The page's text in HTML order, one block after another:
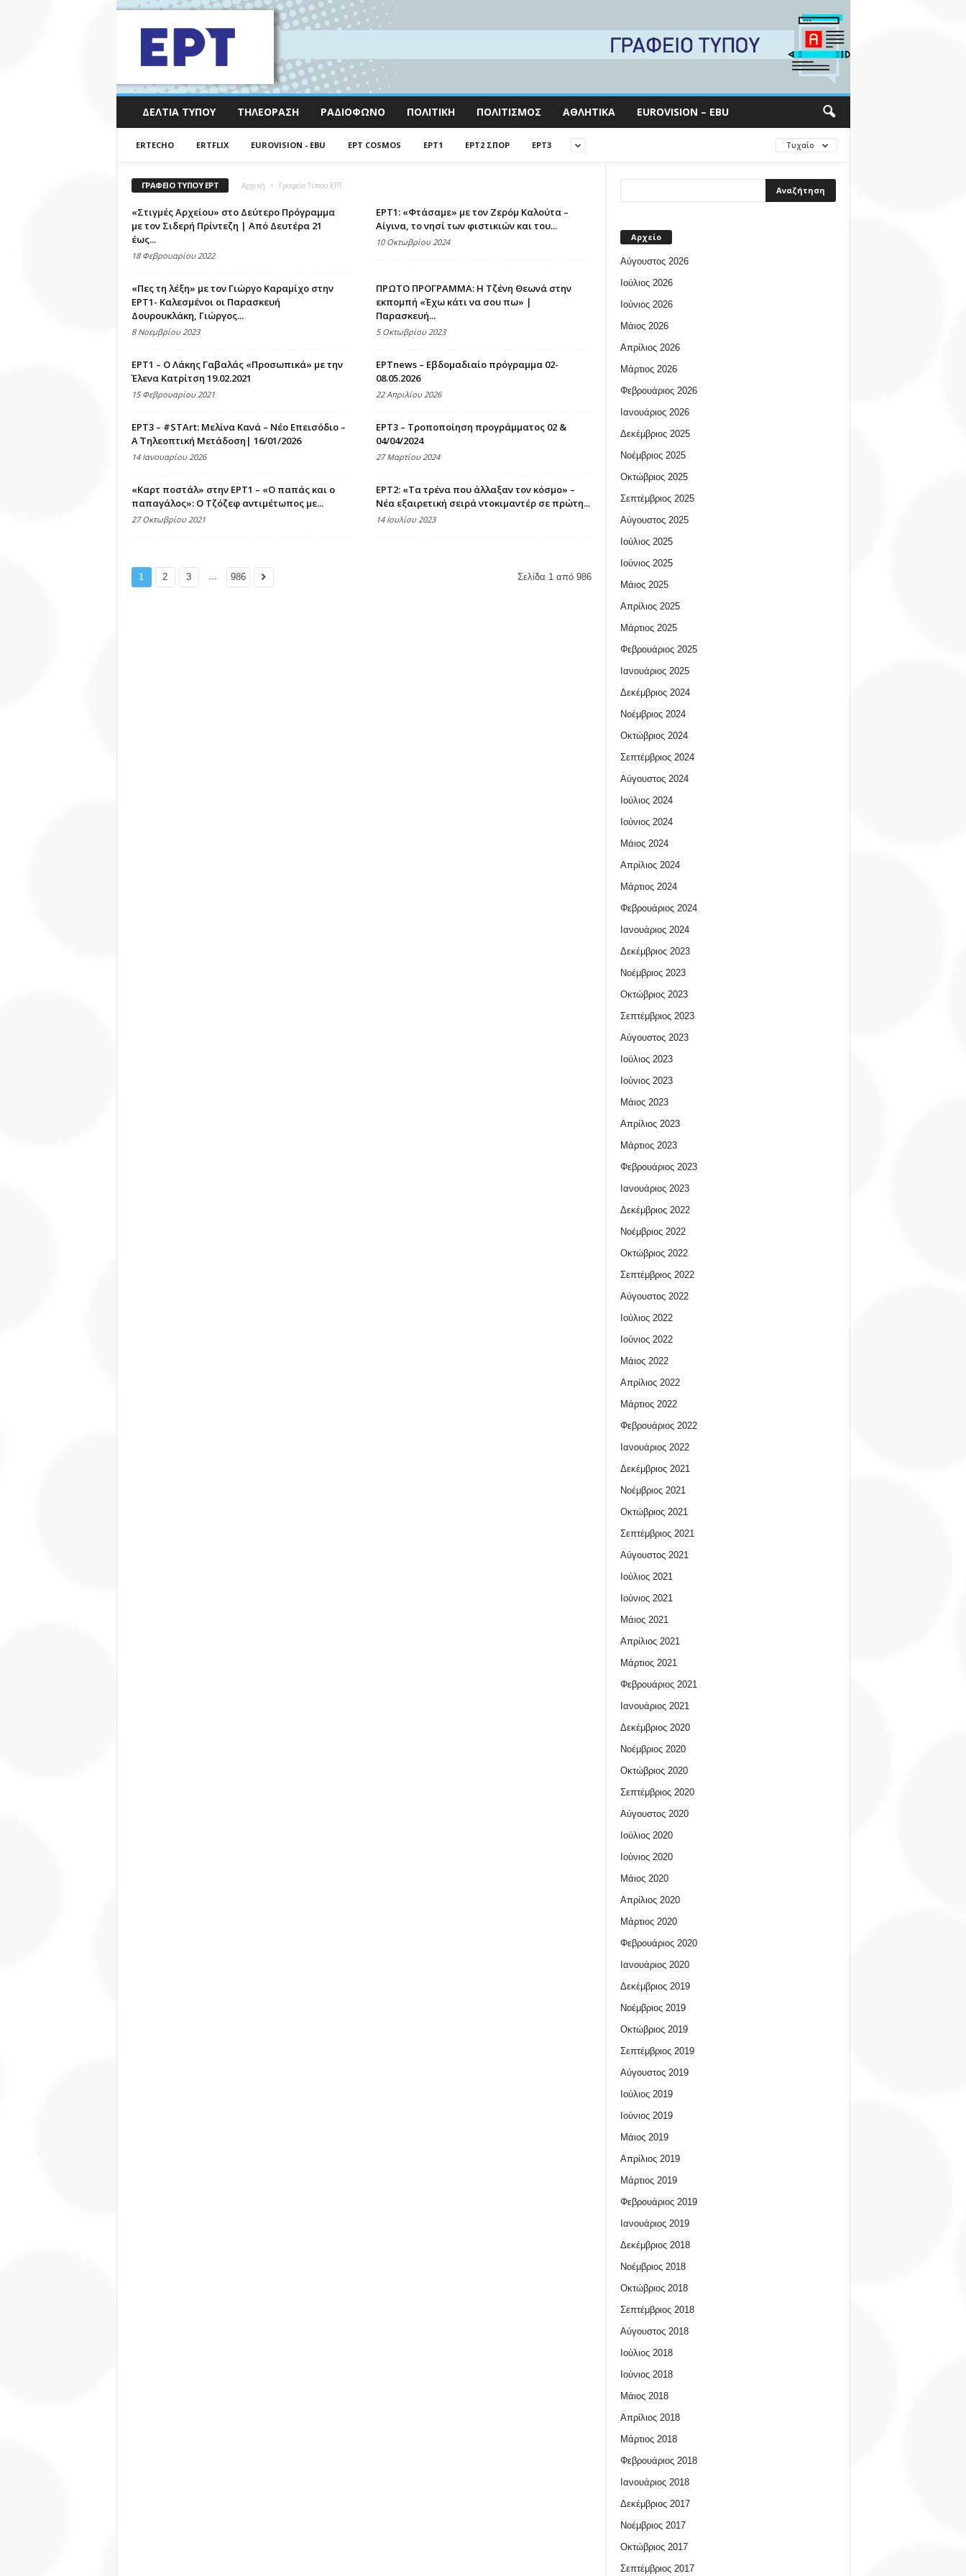
ΔΕΛΤΊΑ ΤΎΠΟΥ ΤΗΛΕΌΡΑΣΗ ΡΑΔΙΌΦΩΝΟ ΠΟΛΙΤΙΚΉ ΠΟΛΙΤΙΣΜΌΣ ΑΘΛΗΤΙΚΆ EUROVISION – EBU
ERTECHO ERTFLIX EUROVISION - EBU EΡΤ COSMOS EΡΤ1 EΡΤ2 ΣΠΟΡ EΡΤ3 Τυχαίο
ΓΡΑΦΕΊΟ ΤΎΠΟΥ ΕΡΤ Αρχική Γραφείο Τύπου ΕΡΤ
«Στιγμές Αρχείου» στο Δεύτερο Πρόγραμμα
με τον Σιδερή Πρίντεζη | Από Δευτέρα 21
έως...
18 Φεβρουαρίου 2022
ΕΡΤ1: «Φτάσαμε» με τον Ζερόμ Καλούτα –
Αίγινα, το νησί των φιστικιών και του...
10 Οκτωβρίου 2024
«Πες τη λέξη» με τον Γιώργο Καραμίχο στην
ΕΡΤ1- Καλεσμένοι οι Παρασκευή
Δουρουκλάκη, Γιώργος...
8 Νοεμβρίου 2023
ΠΡΩΤΟ ΠΡΟΓΡΑΜΜΑ: Η Τζένη Θεωνά στην
εκπομπή «Έχω κάτι να σου πω» |
Παρασκευή...
5 Οκτωβρίου 2023
ΕΡΤ1 – Ο Λάκης Γαβαλάς «Προσωπικά» με την
Έλενα Κατρίτση 19.02.2021
15 Φεβρουαρίου 2021
ΕΡΤnews – Εβδομαδιαίο πρόγραμμα 02-
08.05.2026
22 Απριλίου 2026
ΕΡΤ3 – #STArt: Μελίνα Κανά – Νέο Επεισόδιο –
Α΄ Τηλεοπτική Μετάδοση| 16/01/2026
14 Ιανουαρίου 2026
ΕΡΤ3 – Τροποποίηση προγράμματος 02 &
04/04/2024
27 Μαρτίου 2024
«Καρτ ποστάλ» στην ΕΡΤ1 – «Ο παπάς και ο
παπαγάλος»: Ο Τζόζεφ αντιμέτωπος με...
27 Οκτωβρίου 2021
ΕΡΤ2: «Τα τρένα που άλλαξαν τον κόσμο» –
Νέα εξαιρετική σειρά ντοκιμαντέρ σε πρώτη...
14 Ιουλίου 2023
1 2 3 ... 986 Σελίδα 1 από 986
Αρχείο
Αύγουστος 2026
Ιούλιος 2026
Ιούνιος 2026
Μάιος 2026
Απρίλιος 2026
Μάρτιος 2026
Φεβρουάριος 2026
Ιανουάριος 2026
Δεκέμβριος 2025
Νοέμβριος 2025
Οκτώβριος 2025
Σεπτέμβριος 2025
Αύγουστος 2025
Ιούλιος 2025
Ιούνιος 2025
Μάιος 2025
Απρίλιος 2025
Μάρτιος 2025
Φεβρουάριος 2025
Ιανουάριος 2025
Δεκέμβριος 2024
Νοέμβριος 2024
Οκτώβριος 2024
Σεπτέμβριος 2024
Αύγουστος 2024
Ιούλιος 2024
Ιούνιος 2024
Μάιος 2024
Απρίλιος 2024
Μάρτιος 2024
Φεβρουάριος 2024
Ιανουάριος 2024
Δεκέμβριος 2023
Νοέμβριος 2023
Οκτώβριος 2023
Σεπτέμβριος 2023
Αύγουστος 2023
Ιούλιος 2023
Ιούνιος 2023
Μάιος 2023
Απρίλιος 2023
Μάρτιος 2023
Φεβρουάριος 2023
Ιανουάριος 2023
Δεκέμβριος 2022
Νοέμβριος 2022
Οκτώβριος 2022
Σεπτέμβριος 2022
Αύγουστος 2022
Ιούλιος 2022
Ιούνιος 2022
Μάιος 2022
Απρίλιος 2022
Μάρτιος 2022
Φεβρουάριος 2022
Ιανουάριος 2022
Δεκέμβριος 2021
Νοέμβριος 2021
Οκτώβριος 2021
Σεπτέμβριος 2021
Αύγουστος 2021
Ιούλιος 2021
Ιούνιος 2021
Μάιος 2021
Απρίλιος 2021
Μάρτιος 2021
Φεβρουάριος 2021
Ιανουάριος 2021
Δεκέμβριος 2020
Νοέμβριος 2020
Οκτώβριος 2020
Σεπτέμβριος 2020
Αύγουστος 2020
Ιούλιος 2020
Ιούνιος 2020
Μάιος 2020
Απρίλιος 2020
Μάρτιος 2020
Φεβρουάριος 2020
Ιανουάριος 2020
Δεκέμβριος 2019
Νοέμβριος 2019
Οκτώβριος 2019
Σεπτέμβριος 2019
Αύγουστος 2019
Ιούλιος 2019
Ιούνιος 2019
Μάιος 2019
Απρίλιος 2019
Μάρτιος 2019
Φεβρουάριος 2019
Ιανουάριος 2019
Δεκέμβριος 2018
Νοέμβριος 2018
Οκτώβριος 2018
Σεπτέμβριος 2018
Αύγουστος 2018
Ιούλιος 2018
Ιούνιος 2018
Μάιος 2018
Απρίλιος 2018
Μάρτιος 2018
Φεβρουάριος 2018
Ιανουάριος 2018
Δεκέμβριος 2017
Νοέμβριος 2017
Οκτώβριος 2017
Σεπτέμβριος 2017